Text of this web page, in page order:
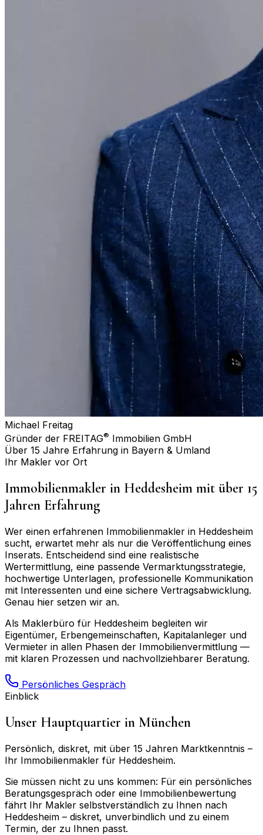
Michael Freitag
Gründer der FREITAG® Immobilien GmbH
Über 15 Jahre Erfahrung in Bayern & Umland
Ihr Makler vor Ort
Immobilienmakler in Heddesheim mit über 15
Jahren Erfahrung
Wer einen erfahrenen Immobilienmakler in Heddesheim
sucht, erwartet mehr als nur die Veröffentlichung eines
Inserats. Entscheidend sind eine realistische
Wertermittlung, eine passende Vermarktungsstrategie,
hochwertige Unterlagen, professionelle Kommunikation
mit Interessenten und eine sichere Vertragsabwicklung.
Genau hier setzen wir an.
Als Maklerbüro für Heddesheim begleiten wir
Eigentümer, Erbengemeinschaften, Kapitalanleger und
Vermieter in allen Phasen der Immobilienvermittlung —
mit klaren Prozessen und nachvollziehbarer Beratung.
Persönliches Gespräch
Einblick
Unser Hauptquartier in München
Persönlich, diskret, mit über 15 Jahren Marktkenntnis –
Ihr Immobilienmakler für Heddesheim.
Sie müssen nicht zu uns kommen: Für ein persönliches
Beratungsgespräch oder eine Immobilienbewertung
fährt Ihr Makler selbstverständlich zu Ihnen nach
Heddesheim – diskret, unverbindlich und zu einem
Termin, der zu Ihnen passt.